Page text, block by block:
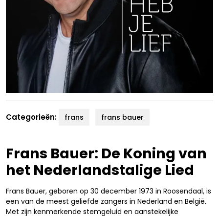
Categorieën: frans frans bauer
Frans Bauer: De Koning van
het Nederlandstalige Lied
Frans Bauer, geboren op 30 december 1973 in Roosendaal, is
een van de meest geliefde zangers in Nederland en België.
Met zijn kenmerkende stemgeluid en aanstekelijke